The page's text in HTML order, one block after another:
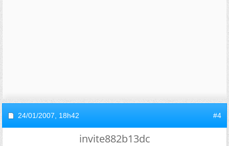
24/01/2007, 18h42 #4
invite882b13dc